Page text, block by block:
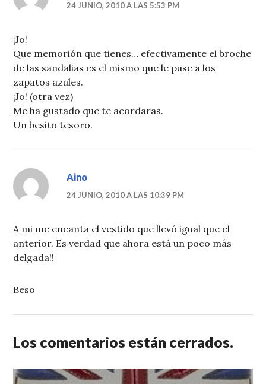
24 JUNIO, 2010 A LAS 5:53 PM
¡Jo!
Que memorión que tienes… efectivamente el broche
de las sandalias es el mismo que le puse a los
zapatos azules.
¡Jo! (otra vez)
Me ha gustado que te acordaras.
Un besito tesoro.
Aino
24 JUNIO, 2010 A LAS 10:39 PM
A mi me encanta el vestido que llevó igual que el
anterior. Es verdad que ahora está un poco más
delgada!!
Beso
Los comentarios están cerrados.